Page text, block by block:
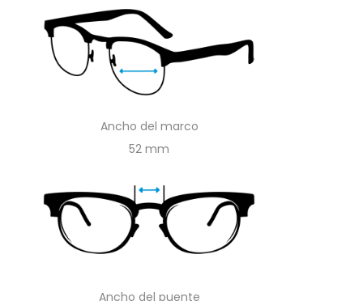
Ancho del marco
52
Ancho del puente